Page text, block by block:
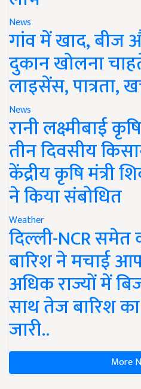
News
गांव में खाद, बीज
दुकान खोलना
लाइसेंस, पात्रता,
News
रानी लक्ष्मीबाई
तीन दिवसीय
केंद्रीय कृषि मंत्री
ने किया संबोधित
Weather
दिल्ली-NCR समेत
बारिश ने मचाई
अधिक राज्यों में
साथ तेज बारिश
जारी..
More